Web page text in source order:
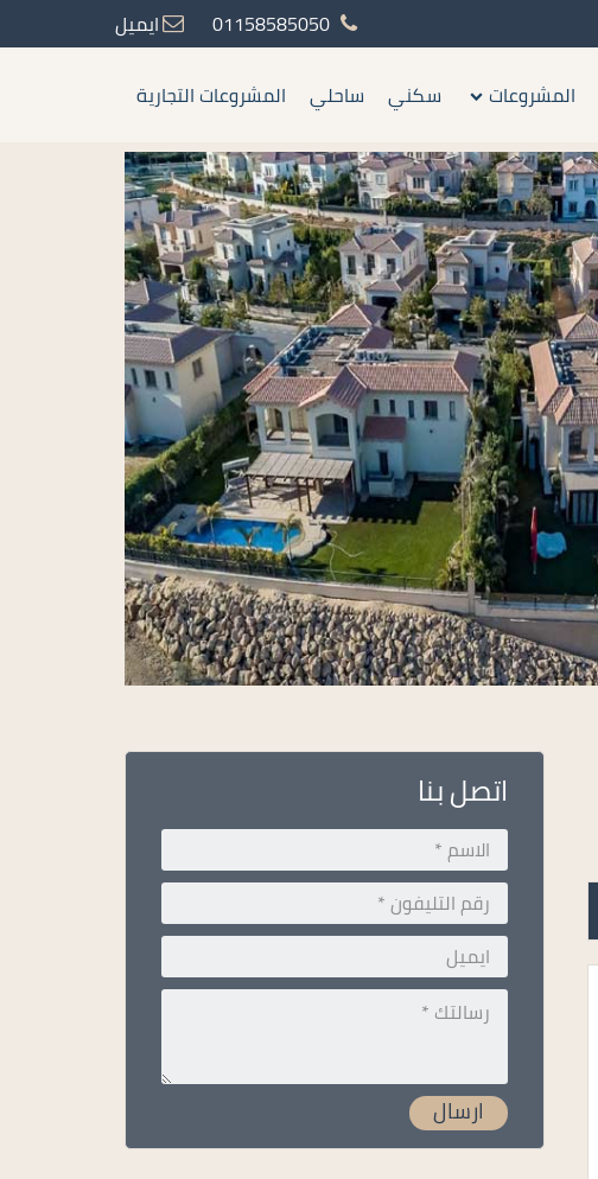
01158585050
ايميل
المشروعات سكني ساحلي المشروعات التجارية
اتصل بنا